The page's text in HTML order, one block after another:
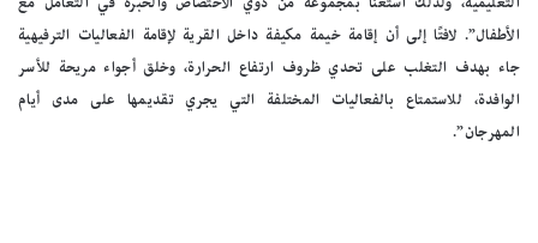
الأطفال”. لافتًا إلى أن إقامة خيمة مكيفة داخل القرية لإقامة الفعاليات الترفيهية
جاء بهدف التغلب على تحدي ظروف ارتفاع الحرارة، وخلق أجواء مريحة للأسر
الوافدة، للاستمتاع بالفعاليات المختلفة التي يجري تقديمها على مدى أيام
المهرجان”.